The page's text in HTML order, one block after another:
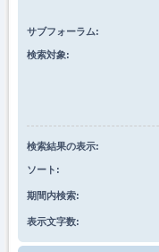
サブフォーラム:
検索対象:
検索結果の表示:
ソート:
期間内検索:
表示文字数: